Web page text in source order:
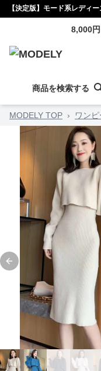
【決定版】モード系レディ
8,000
商品を検索する
MODELY TOP › ワン
Previous slide